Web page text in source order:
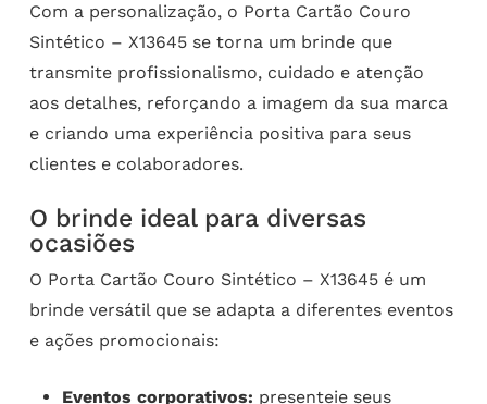
Com a personalização, o Porta Cartão Couro
Sintético – X13645 se torna um brinde que
transmite profissionalismo, cuidado e atenção
aos detalhes, reforçando a imagem da sua marca
e criando uma experiência positiva para seus
clientes e colaboradores.
O brinde ideal para diversas
ocasiões
O Porta Cartão Couro Sintético – X13645 é um
brinde versátil que se adapta a diferentes eventos
e ações promocionais:
Eventos corporativos: presenteie seus